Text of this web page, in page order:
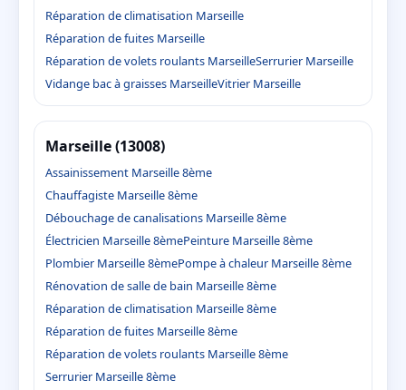
Réparation de climatisation Marseille
Réparation de fuites Marseille
Réparation de volets roulants MarseilleSerrurier Marseille
Vidange bac à graisses MarseilleVitrier Marseille
Marseille (13008)
Assainissement Marseille 8ème
Chauffagiste Marseille 8ème
Débouchage de canalisations Marseille 8ème
Électricien Marseille 8èmePeinture Marseille 8ème
Plombier Marseille 8èmePompe à chaleur Marseille 8ème
Rénovation de salle de bain Marseille 8ème
Réparation de climatisation Marseille 8ème
Réparation de fuites Marseille 8ème
Réparation de volets roulants Marseille 8ème
Serrurier Marseille 8ème